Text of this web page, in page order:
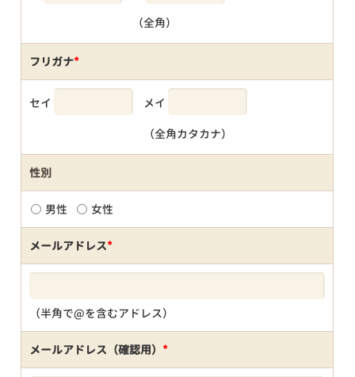
（全角）
フリガナ*
セイ メイ
（全角カタカナ）
性別
男性 女性
メールアドレス*
（半角で@を含むアドレス）
メールアドレス（確認用） *